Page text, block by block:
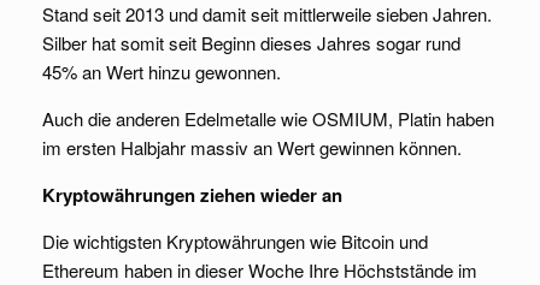
Stand seit 2013 und damit seit mittlerweile sieben Jahren.
Silber hat somit seit Beginn dieses Jahres sogar rund
45% an Wert hinzu gewonnen.
Auch die anderen Edelmetalle wie OSMIUM, Platin haben
im ersten Halbjahr massiv an Wert gewinnen können.
Kryptowährungen ziehen wieder an
Die wichtigsten Kryptowährungen wie Bitcoin und
Ethereum haben in dieser Woche Ihre Höchststände im